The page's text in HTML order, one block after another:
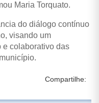
Maria Torquato.
do diálogo contínuo
visando um
e colaborativo das
Compartilhe: